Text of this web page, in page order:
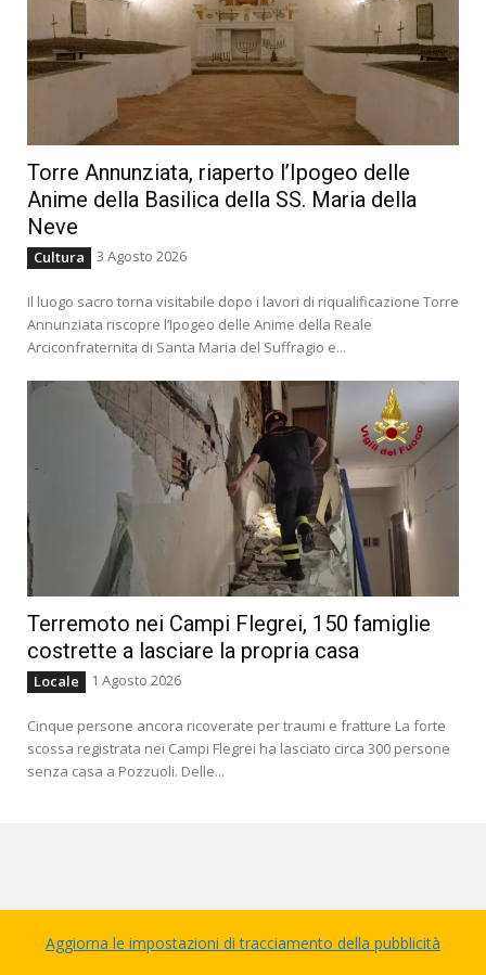
Torre Annunziata, riaperto l’Ipogeo delle
Anime della Basilica della SS. Maria della
Neve
Cultura 3 Agosto 2026
Il luogo sacro torna visitabile dopo i lavori di riqualificazione Torre
Annunziata riscopre l’Ipogeo delle Anime della Reale
Arciconfraternita di Santa Maria del Suffragio e...
Terremoto nei Campi Flegrei, 150 famiglie
costrette a lasciare la propria casa
Locale 1 Agosto 2026
Cinque persone ancora ricoverate per traumi e fratture La forte
scossa registrata nei Campi Flegrei ha lasciato circa 300 persone
senza casa a Pozzuoli. Delle...
Aggiorna le impostazioni di tracciamento della pubblicità